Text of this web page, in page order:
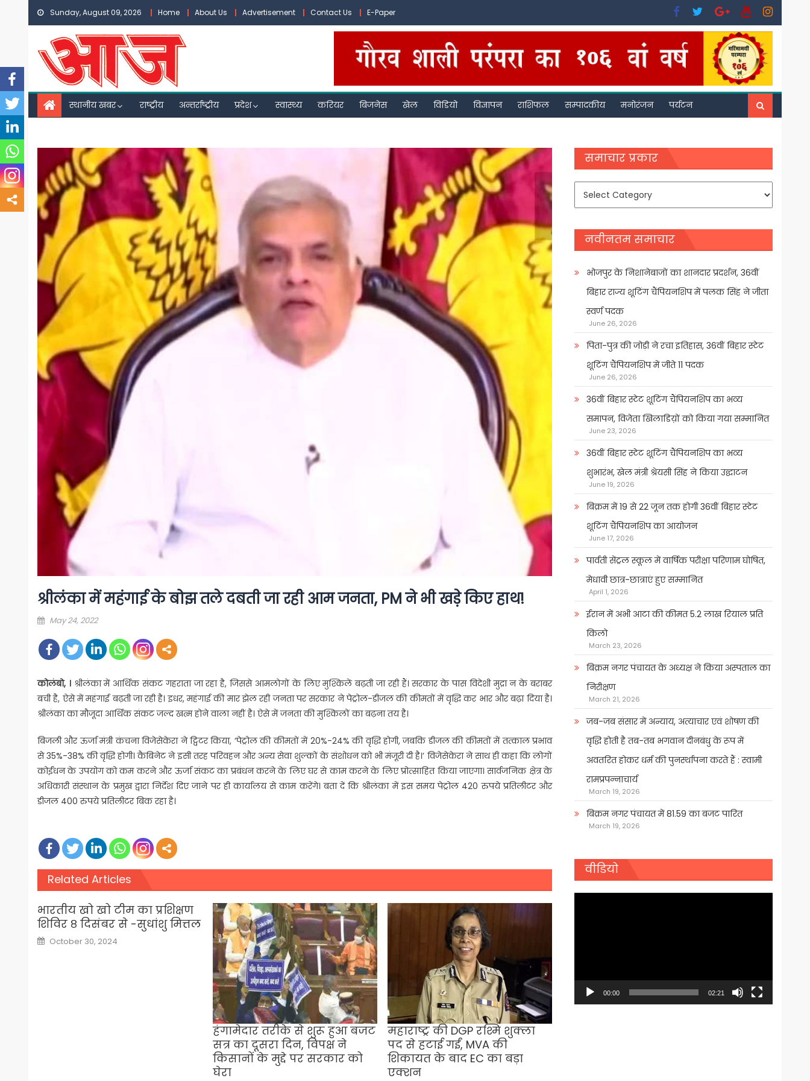
Skip
content
Sunday, August 09, 2026 Home About Us Advertisement Contact Us E-Paper
स्थानीय खबर राष्ट्रीय अन्तर्राष्ट्रीय प्रदेश स्वास्थ्य करियर बिजनेस खेल विडियो विज्ञापन राशिफल सम्पादकीय मनोरंजन पर्यटन
श्रीलंका में महंगाई के बोझ तले दबती जा रही आम जनता, PM ने भी खड़े किए हाथ!
Posted
May 24, 2022
कोलंबो, ।श्रीलंका में आर्थिक संकट गहराता जा रहा है, जिससे आमलोगों के लिए मुश्किलें बढ़ती जा रही हैं। सरकार के पास विदेशी मुद्रा न के बराबर
बची है, ऐसे में महंगाई बढ़ती जा रही है। इधर, महंगाई की मार झेल रही जनता पर सरकार ने पेट्रोल-डीजल की कीमतों में वृद्धि कर भार और बढ़ा दिया है।
श्रीलंका का मौजूदा आर्थिक संकट जल्‍द खत्‍म होने वाला नहीं है। ऐसे में जनता की मुश्किलों का बढ़ना तय है।
बिजली और ऊर्जा मंत्री कंचना विजेसेकेरा ने ट्विटर किया, ‘पेट्रोल की कीमतों में 20%-24% की वृद्धि होगी, जबकि डीजल की कीमतों में तत्काल प्रभाव
से 35%-38% की वृद्धि होगी। कैबिनेट ने इसी तरह परिवहन और अन्य सेवा शुल्कों के संशोधन को भी मंजूरी दी है।’ विजेसेकेरा ने साथ ही कहा कि लोगों
कोईंधन के उपयोग को कम करने और ऊर्जा संकट का प्रबंधन करने के लिए घर से काम करने के लिए प्रोत्साहित किया जाएगा। सार्वजनिक क्षेत्र के
अधिकारी संस्थान के प्रमुख द्वारा निर्देश दिए जाने पर ही कार्यालय से काम करेंगे। बता दें कि श्रीलंका में इस समय पेट्रोल 420 रुपये प्रतिलीटर और
डीजल 400 रुपये प्रतिलीटर बिक रहा है।
Related Articles
भारतीय खो खो टीम का प्रशिक्षण
शिविर ८ दिसंबर से -सुधांशु मित्तल
Posted
on
October 30, 2024
हंगामेदार तरीके से शुरू हुआ बजट
सत्र का दूसरा दिन, विपक्ष ने
किसानों के मुद्दे पर सरकार को
घेरा
महाराष्ट्र की DGP रश्मि शुक्ला
पद से हटाई गईं, MVA की
शिकायत के बाद EC का बड़ा
एक्शन
समाचार प्रकार
समाचार
नवीनतम समाचार
भोजपुर के निशानेबाजों का शानदार प्रदर्शन, 36वीं
बिहार राज्य शूटिंग चैंपियनशिप में पलक सिंह ने जीता
स्वर्ण पदक
June 26, 2026
पिता-पुत्र की जोड़ी ने रचा इतिहास, 36वीं बिहार स्टेट
शूटिंग चैंपियनशिप में जीते 11 पदक
June 26, 2026
36वीं बिहार स्टेट शूटिंग चैंपियनशिप का भव्य
समापन, विजेता खिलाडिय़ों को किया गया सम्मानित
June 23, 2026
36वीं बिहार स्टेट शूटिंग चैंपियनशिप का भव्य
शुभारंभ, खेल मंत्री श्रेयसी सिंह ने किया उद्घाटन
June 19, 2026
बिक्रम में 19 से 22 जून तक होगी 36वीं बिहार स्टेट
शूटिंग चैंपियनशिप का आयोजन
June 17, 2026
पार्वती सेंट्रल स्कूल में वार्षिक परीक्षा परिणाम घोषित,
मेधावी छात्र-छात्राएं हुए सम्मानित
April 1, 2026
ईरान में अभी आटा की कीमत 5.2 लाख रियाल प्रति
किलो
March 23, 2026
बिक्रम नगर पंचायत के अध्यक्ष ने किया अस्पताल का
निरीक्षण
March 21, 2026
जब-जब संसार में अन्याय, अत्याचार एवं शोषण की
वृद्धि होती है तब-तब भगवान दीनबंधु के रूप में
अवतरित होकर धर्म की पुनर्स्थापना करते हैं : स्वामी
रामप्रपन्नाचार्य
March 19, 2026
बिक्रम नगर पंचायत में 81.59 का बजट पारित
March 19, 2026
वीडियो
00:00 02:21